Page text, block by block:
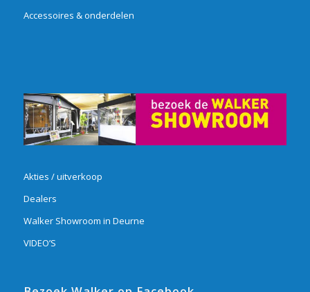
Accessoires & onderdelen
Akties / uitverkoop
Dealers
Walker Showroom in Deurne
VIDEO’S